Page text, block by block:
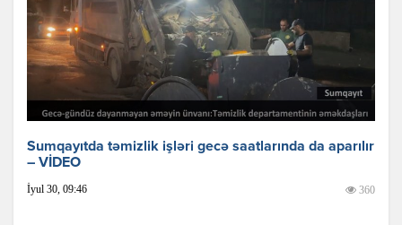
Sumqayıtda təmizlik işləri gecə saatlarında da aparılır
– VİDEO
İyul 30, 09:46 360